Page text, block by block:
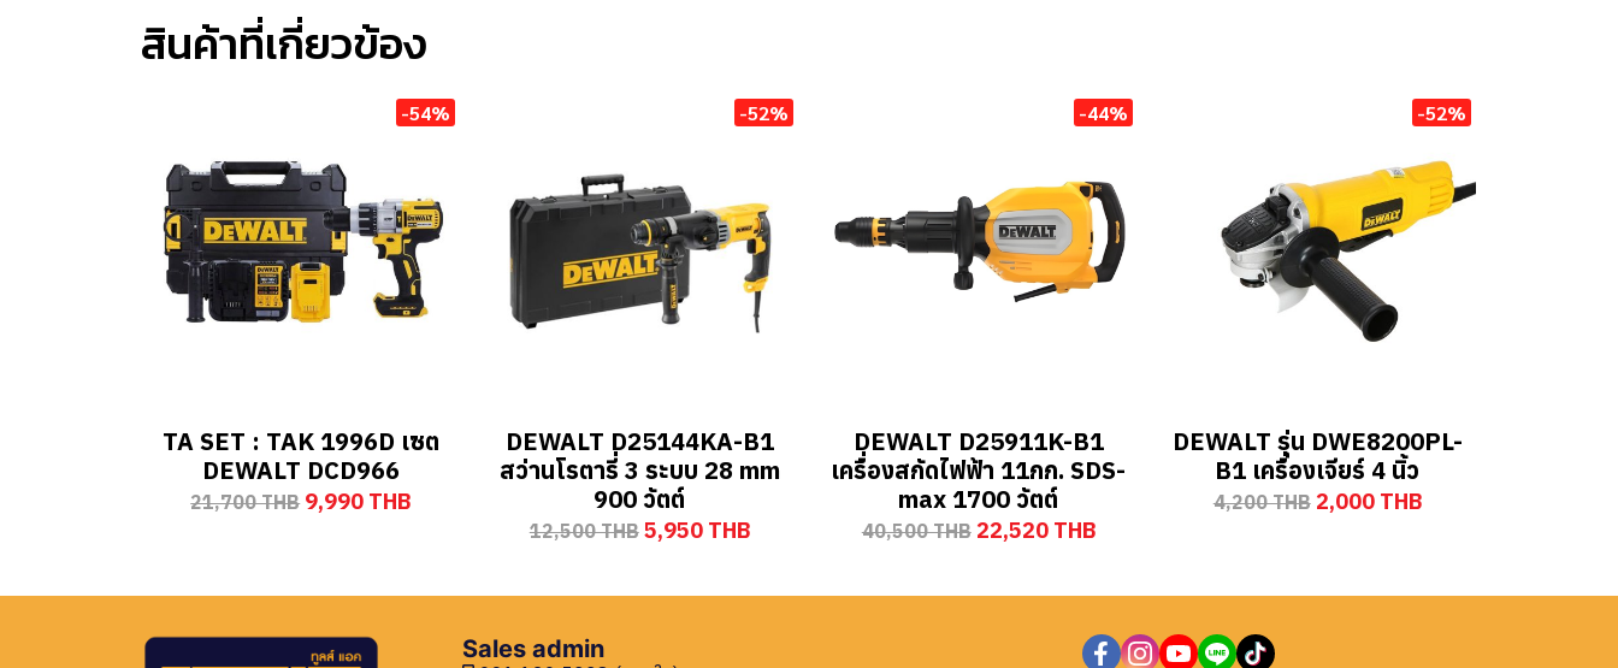
สินค้าที่เกี่ยวข้อง
-54%
TA SET : TAK 1996D เซต
DEWALT DCD966
21,700 THB 9,990 THB
-52%
DEWALT D25144KA-B1
สว่านโรตารี่ 3 ระบบ 28 mm
900 วัตต์
12,500 THB 5,950 THB
-44%
DEWALT D25911K-B1
เครื่องสกัดไฟฟ้า 11กก. SDS-
max 1700 วัตต์
40,500 THB 22,520 THB
-52%
DEWALT รุ่น DWE8200PL-
B1 เครื่องเจียร์ 4 นิ้ว
4,200 THB 2,000 THB
Sales admin